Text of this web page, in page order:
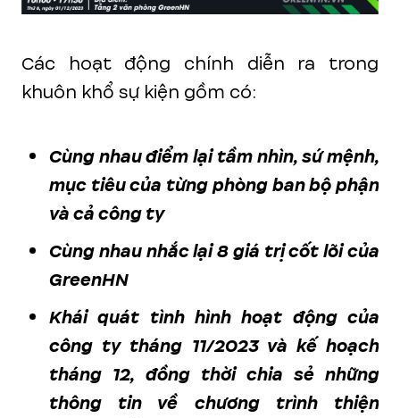
Các hoạt động chính diễn ra trong
khuôn khổ sự kiện gồm có:
Cùng nhau điểm lại tầm nhìn, sứ mệnh,
mục tiêu của từng phòng ban bộ phận
và cả công ty
Cùng nhau nhắc lại 8 giá trị cốt lõi của
GreenHN
Khái quát tình hình hoạt động của
công ty tháng 11/2023 và kế hoạch
tháng 12, đồng thời chia sẻ những
thông tin về chương trình thiện